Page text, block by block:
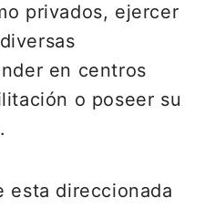
privados, ejercer
en centros
o poseer su
esta direccionada